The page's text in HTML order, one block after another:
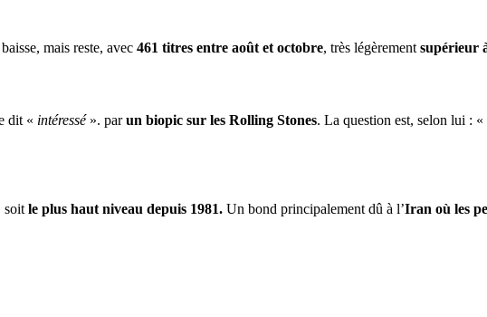
mais reste, avec 461 titres entre août et octobre, très légèrement supérieur
dit « intéressé ». parun biopic sur les Rolling Stones. La question est, selon lui : «
soit le plus haut niveau depuis 1981. Un bond principalement dû à l’Iran où les